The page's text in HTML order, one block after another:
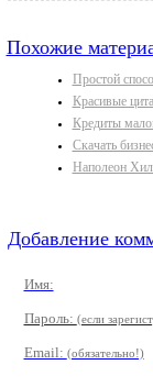
Похожие
Простой
Красивые
Кредиты
Скачать
Наполеон
Добавление
Имя:
Пароль: (если
Email: (обязательно!)